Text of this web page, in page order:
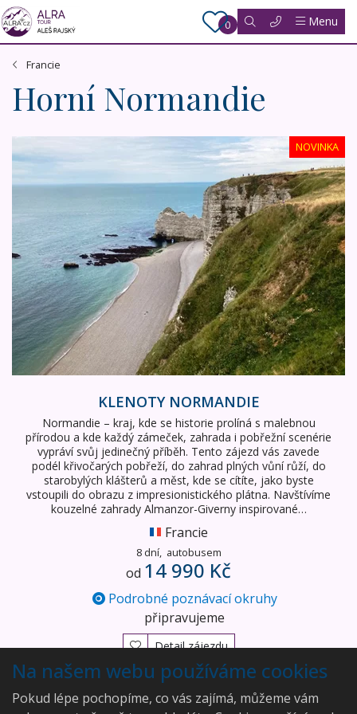
0 Menu
Francie
Horní Normandie
NOVINKA
KLENOTY NORMANDIE
Normandie – kraj, kde se historie prolíná s malebnou
přírodou a kde každý zámeček, zahrada i pobřežní scenérie
vypráví svůj jedinečný příběh. Tento zájezd vás zavede
podél křivočarých pobřeží, do zahrad plných vůní růží, do
starobylých klášterů a měst, kde se cítíte, jako byste
vstoupili do obrazu z impresionistického plátna. Navštívíme
kouzelné zahrady Almanzor-Giverny inspirované…
Francie
8 dní, autobusem
od 14 990 Kč
Podrobné poznávací okruhy
připravujeme
Detail zájezdu
Na našem webu používáme cookies
Pokud lépe pochopíme, co vás zajímá, můžeme vám